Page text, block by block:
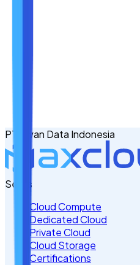
Tulis Kebutuhan Anda di Sini
PT Awan Data Indonesia
Servis
Cloud Compute
Dedicated Cloud
Private Cloud
Cloud Storage
Certifications